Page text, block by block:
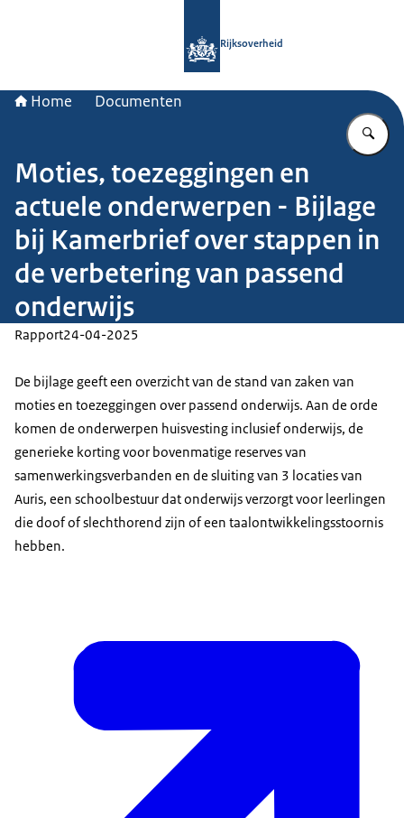
Rijksoverheid
Home Documenten
Moties, toezeggingen en
actuele onderwerpen - Bijlage
bij Kamerbrief over stappen in
de verbetering van passend
onderwijs
Rapport24-04-2025
De bijlage geeft een overzicht van de stand van zaken van
moties en toezeggingen over passend onderwijs. Aan de orde
komen de onderwerpen huisvesting inclusief onderwijs, de
generieke korting voor bovenmatige reserves van
samenwerkingsverbanden en de sluiting van 3 locaties van
Auris, een schoolbestuur dat onderwijs verzorgt voor leerlingen
die doof of slechthorend zijn of een taalontwikkelingsstoornis
hebben.